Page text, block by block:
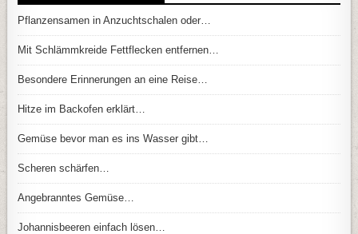
Pflanzensamen in Anzuchtschalen oder…
Mit Schlämmkreide Fettflecken entfernen…
Besondere Erinnerungen an eine Reise…
Hitze im Backofen erklärt…
Gemüse bevor man es ins Wasser gibt…
Scheren schärfen…
Angebranntes Gemüse…
Johannisbeeren einfach lösen…